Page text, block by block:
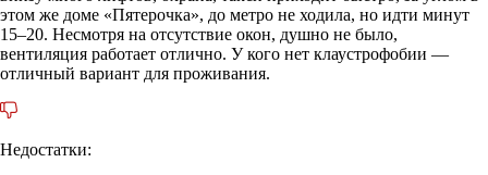
этом же доме «Пятерочка», до метро не ходила, но идти минут
15–20. Несмотря на отсутствие окон, душно не было,
вентиляция работает отлично. У кого нет клаустрофобии —
отличный вариант для проживания.
Недостатки: